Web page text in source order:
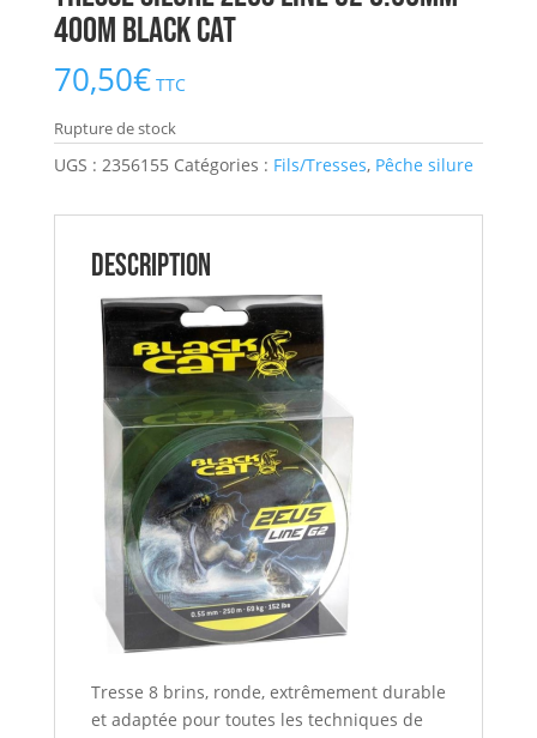
400m BLACK CAT
70,50€ TTC
Rupture de stock
UGS : 2356155 Catégories : Fils/Tresses, Pêche silure
Description
Tresse 8 brins, ronde, extrêmement durable
et adaptée pour toutes les techniques de